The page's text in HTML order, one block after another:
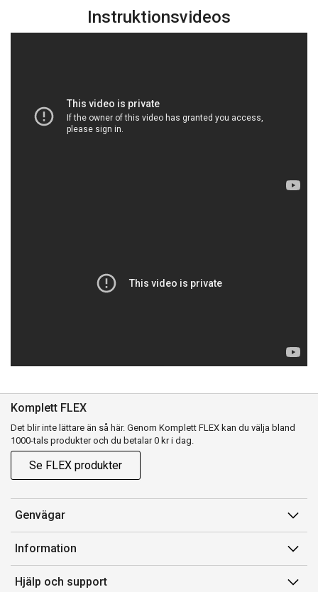
Instruktionsvideos
Komplett FLEX
Det blir inte lättare än så här. Genom Komplett FLEX kan du välja bland
1000-tals produkter och du betalar 0 kr i dag.
Se FLEX produkter
Genvägar
Konto
Orderhistorik
Presentkort
Information
Försäljningsvillkor
Hjälp och support